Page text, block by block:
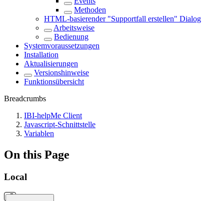
Methoden
HTML-basierender "Supportfall erstellen" Dialog
Arbeitsweise
Bedienung
Systemvoraussetzungen
Installation
Aktualisierungen
Versionshinweise
Funktionsübersicht
Breadcrumbs
IBI-helpMe Client
Javascript-Schnittstelle
Variablen
On this Page
Local